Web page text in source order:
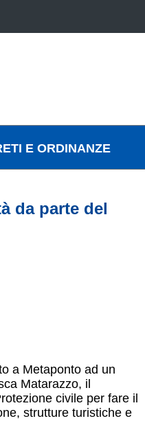
E ORDINANZE
da parte del
a Metaponto ad un
Matarazzo, il
civile per fare il
strutture turistiche e